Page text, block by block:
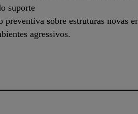
suporte
preventiva sobre estruturas novas
agressivos.